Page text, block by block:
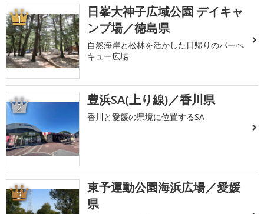
1
日峯大神子広域公園 デイキャ
ンプ場／徳島県
自然海岸と松林を活かした日帰りのバーべ
キュー広場
2 豊浜SA(上り線)／香川県
香川と愛媛の県境に位置するSA
3
東予運動公園海浜広場／愛媛
県